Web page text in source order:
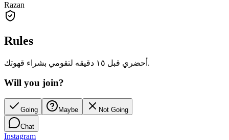
Razan
Rules
أحضري قبل ١٥ دقيقه لتقومي بشراء قهوتك.
Will you join?
Going Maybe Not Going
Chat
Instagram